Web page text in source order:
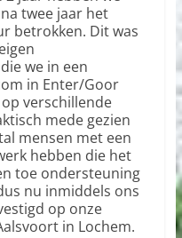
twee jaar het
betrokken. Dit was
we in een
in Enter/Goor
verschillende
mede gezien
mensen met een
hebben die het
toe ondersteuning
nu inmiddels ons
op onze
in Lochem.